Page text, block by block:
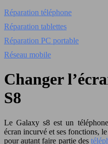
Réparation téléphone
Réparation tablettes
Réparation PC portable
Réseau mobile
Changer
S8
Le Galaxy s8 est un
écran incurvé et ses fonctions,
pour autant faire partie des